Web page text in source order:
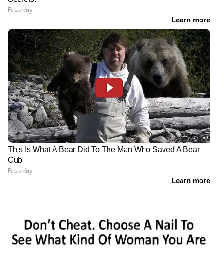
വീഡിയോയ്ക്ക് ഒപ്പമുള്ള കുറിപ്പ്, സാമൂഹിക
മാധ്യമ ഉപയോക്താക്കളെ സ്വാധീനിച്ചെന്ന്
നിസംശയം പറയാം. വീഡിയോ രണ്ട്
ദിവസത്തിനുള്ളില്‍ രണ്ടര കോടിയോളം
പേരാണ് കണ്ടത്. അരലക്ഷത്തിലേറെ പേര്‍
വീഡിയോയ്ക്ക് ലൈക്ക് ചെയ്തു.
വീഡിയോയ്ക്ക് താഴെ നിരവധി പേര്‍ ഹോട്ട്
ബലൂണുകള്‍ പറത്തിവിടുന്ന നിരവധി
വീഡിയോകള്‍ പങ്കുവച്ചു. മറ്റ് ചിലര്‍
കാട്ടുതീയുടെ വീഡിയോകളും പങ്കുവച്ചു.